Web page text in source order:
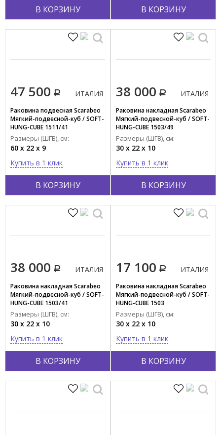
В КОРЗИНУ В КОРЗИНУ
47 500
В КОРЗИНУ
ИТАЛИЯ
Раковина подвесная Scarabeo
Мягкий-подвесной-куб / SOFT-
HUNG-CUBE 1511/41
Размеры (ШГВ), см:
60 x 22 x 9
Купить в 1 клик
38 000
В КОРЗИНУ
ИТАЛИЯ
Раковина накладная Scarabeo
Мягкий-подвесной-куб / SOFT-
HUNG-CUBE 1503/49
Размеры (ШГВ), см:
30 x 22 x 10
Купить в 1 клик
38 000
В КОРЗИНУ
ИТАЛИЯ
Раковина накладная Scarabeo
Мягкий-подвесной-куб / SOFT-
HUNG-CUBE 1503/41
Размеры (ШГВ), см:
30 x 22 x 10
Купить в 1 клик
17 100
В КОРЗИНУ
ИТАЛИЯ
Раковина накладная Scarabeo
Мягкий-подвесной-куб / SOFT-
HUNG-CUBE 1503
Размеры (ШГВ), см:
30 x 22 x 10
Купить в 1 клик